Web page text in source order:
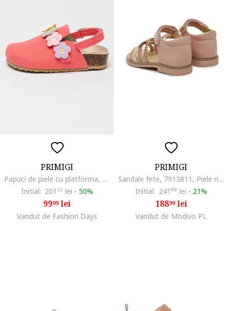
PRIMIGI
Papuci de piele cu platforma, Roz pastel/Lila/Caramel
Initial: 201 32 lei - 50%
9999lei
Vandut de Fashion Days
PRIMIGI
Sandale fete, 7913811, Piele naturala, 25 EU, Roz
Initial: 241 99 lei - 21%
18899lei
Vandut de Modivo PL